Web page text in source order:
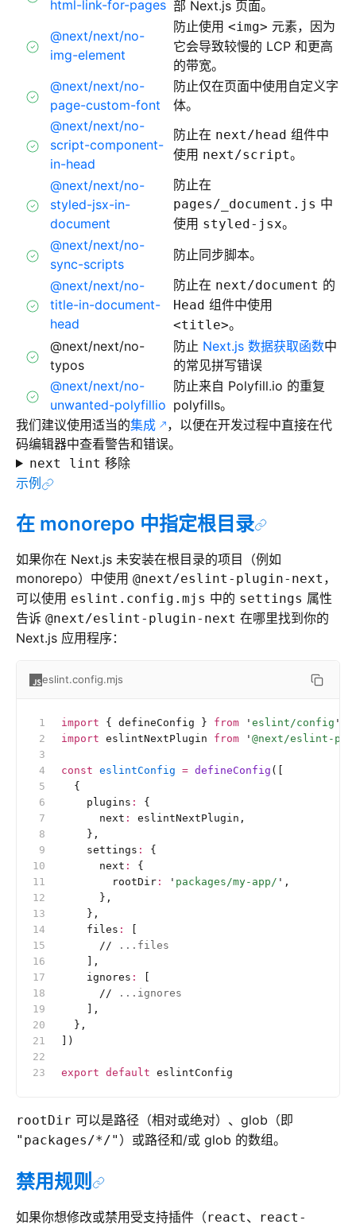
html-link-for-pages 部 Next.js 页面。
@next/next/no-
img-element
防止使用 <img> 元素，因为
它会导致较慢的 LCP 和更高
的带宽。
@next/next/no-
page-custom-font
防止仅在页面中使用自定义字
体。
@next/next/no-
script-component-
in-head
防止在 next/head 组件中
使用 next/script。
@next/next/no-
styled-jsx-in-
document
防止在
pages/_document.js 中
使用 styled-jsx。
@next/next/no-
sync-scripts
防止同步脚本。
@next/next/no-
title-in-document-
head
防止在 next/document 的
Head 组件中使用
<title>。
@next/next/no-
typos
防止 Next.js 数据获取函数中
的常见拼写错误
@next/next/no-
unwanted-polyfillio
防止来自 Polyfill.io 的重复
polyfills。
我们建议使用适当的集成
，以便在开发过程中直接在代
码编辑器中查看警告和错误。
next lint 移除
示例
在 monorepo 中指定根目录
如果你在 Next.js 未安装在根目录的项目（例如
monorepo）中使用 @next/eslint-plugin-next ，
可以使用 eslint.config.mjs 中的 settings 属性
告诉 @next/eslint-plugin-next 在哪里找到你的
Next.js 应用程序：
eslint.config.mjs
import { defineConfig } from ' eslint/config '
import eslintNextPlugin from ' @next/eslint-
const eslintConfig = defineConfig ([
  {
    plugins
:
{
      next
:
eslintNextPlugin,
    },
    settings
:
{
      next
:
{
        rootDir
: ' packages/my-app/ ' ,
      },
    },
    files
:
      //
...files
    ],
    ignores
:
      //
...ignores
    ],
  },
])
export default eslintConfig
rootDir 可以是路径（相对或绝对）、glob（即
"packages/*/" ）或路径和/或 glob 的数组。
禁用规则
如果你想修改或禁用受支持插件（react、
react-